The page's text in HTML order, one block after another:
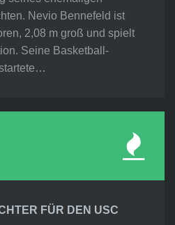
Nevio Bennefeld ist
2,08 m groß und spielt
Seine Basketball-
FÜR DEN USC